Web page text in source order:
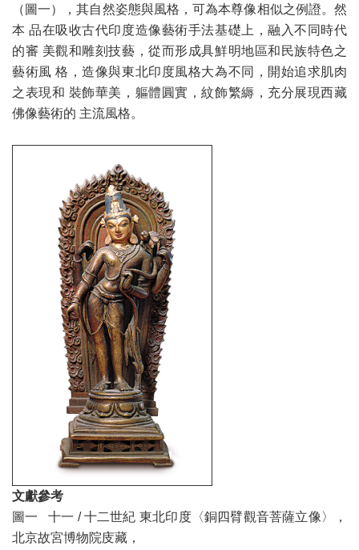
（圖一），其自然姿態與風格，可為本尊像相似之例證。然
本 品在吸收古代印度造像藝術手法基礎上，融入不同時代
的審 美觀和雕刻技藝，從而形成具鮮明地區和民族特色之
藝術風 格，造像與東北印度風格大為不同，開始追求肌肉
之表現和 裝飾華美，軀體圓實，紋飾繁縟，充分展現西藏
佛像藝術的 主流風格。
文獻參考
圖一 十一 / 十二世紀 東北印度〈銅四臂觀音菩薩立像〉，
北京故宮博物院庋藏，